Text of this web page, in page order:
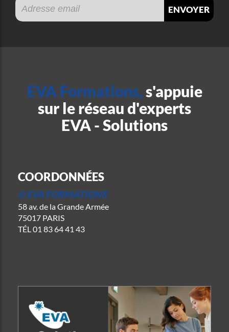
envoyer
EVA Formations,s'appuie
sur le réseau d'experts
EVA - Solutions
COORDONNÉES
© EVA FORMATIONS
58 av. de la Grande Armée
75017 PARIS
TÉL01 83 64 41 43